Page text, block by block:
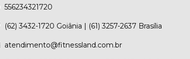
556234321720
(62) 3432-1720 Goiânia | (61) 3257-2637 Brasília
atendimento@fitnessland.com.br